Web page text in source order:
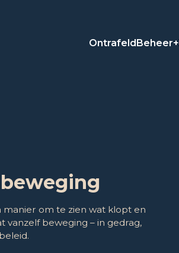
OntrafeldBeheer+
manier om te zien wat klopt en
vanzelf beweging – in gedrag,